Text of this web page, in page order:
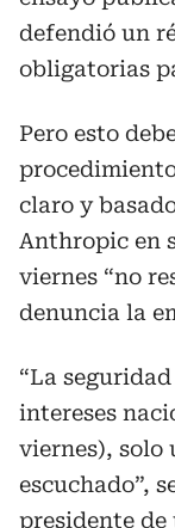
defendió un
obligatorias
Pero esto
claro y
Anthropic en
viernes “no
denuncia la
“La
intereses
viernes), solo
escuchado”,
presidente